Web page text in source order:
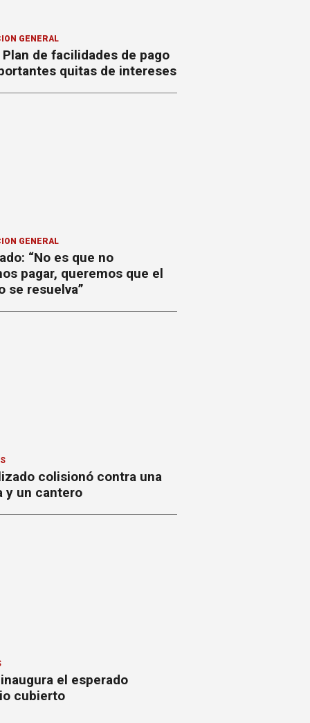
GENERAL
Plan de facilidades de pago
quitas de intereses
GENERAL
“No es que no
pagar, queremos que el
se resuelva”
colisionó contra una
y un cantero
el esperado
cubierto